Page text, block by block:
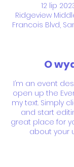
12 lip
Ridgeview
Francois Blvd,
O
I’m an event
open up the
my text. Simply
and start
great place for
about your